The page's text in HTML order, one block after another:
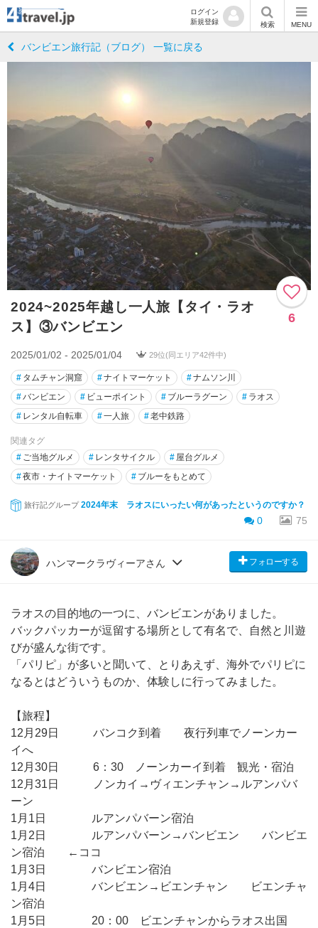
ログイン
新規登録
検索 MENU
バンビエン旅行記（ブログ） 一覧に戻る
2024~2025年越し一人旅【タイ・ラオ
ス】③バンビエン
6
2025/01/02 - 2025/01/04 29位(同エリア42件中)
# タムチャン洞窟 #ナイトマーケット #ナムソン川
#バンビエン # ビューポイント # ブルーラグーン # ラオス
# レンタル自転車 #一人旅 #老中鉄路
関連タグ
# ご当地グルメ # レンタサイクル # 屋台グルメ
#夜市・ナイトマーケット # ブルーをもとめて
旅行記グループ 2024年末 ラオスにいったい何があったというのですか？
0 75
ハンマークラヴィーアさん フォローする
ラオスの目的地の一つに、バンビエンがありました。
バックパッカーが逗留する場所として有名で、自然と川遊
びが盛んな街です。
「パリピ」が多いと聞いて、とりあえず、海外でパリピに
なるとはどういうものか、体験しに行ってみました。
【旅程】
12月29日 バンコク到着 夜行列車でノーンカー
イへ
12月30日 6：30 ノーンカーイ到着 観光・宿泊
12月31日 ノンカイ→ヴィエンチャン→ルアンパバ
ーン
1月1日 ルアンパバーン宿泊
1月2日 ルアンパバーン→バンビエン バンビエ
ン宿泊 ←ココ
1月3日 バンビエン宿泊
1月4日 バンビエン→ビエンチャン ビエンチャ
ン宿泊
1月5日 20：00 ビエンチャンからラオス出国